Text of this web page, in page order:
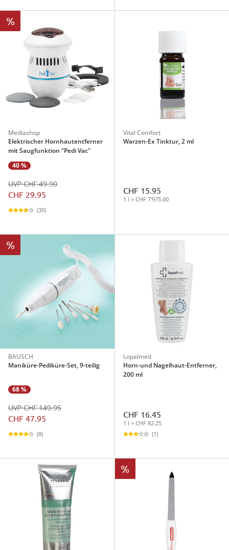
%
Mediashop
Elektrischer Hornhautentferner
mit Saugfunktion "Pedi Vac"
40 %
CHF 29.95
UVP CHF 49.90
(30)
Vital Comfort
Warzen-Ex Tinktur, 2 ml
CHF 15.95
1 l = CHF 7'975.00
%
BAUSCH
Maniküre-Pediküre-Set, 9-teilig
68 %
CHF 47.95
UVP CHF 149.95
(8)
Lopalmed
Horn-und Nagelhaut-Entferner,
200 ml
CHF 16.45
1 l = CHF 82.25
(1)
%